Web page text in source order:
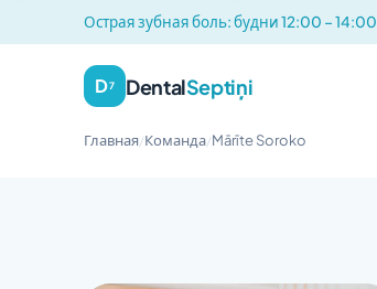
Острая зубная боль: будни 12:00 – 14:00
D7 DentalSeptiņi
Главная/Команда/Mārīte Soroko